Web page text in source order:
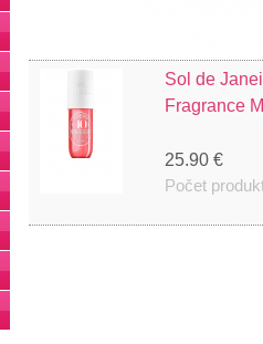
Sol de
Fragrance
25.90 €
Počet